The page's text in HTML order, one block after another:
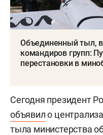
Объединенный тыл,
командиров групп:
перестановки в
Сегодня президент
объявило
тыла министерства